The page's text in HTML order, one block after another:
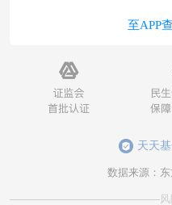
至APP
天天
数据来源：